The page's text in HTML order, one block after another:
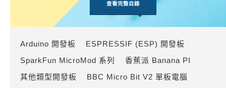
查看完整目錄
Arduino 開發板
ESPRESSIF (ESP) 開發板
SparkFun MicroMod 系列
香蕉派 Banana PI
其他類型開發板
BBC Micro Bit V2 單板電腦